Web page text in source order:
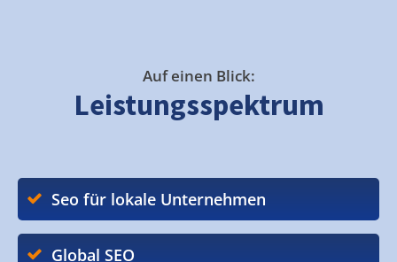
Auf einen Blick:
Leistungsspektrum
Seo für lokale Unternehmen
Global SEO